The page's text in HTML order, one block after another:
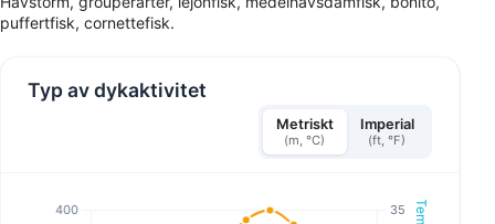
puffertfisk, cornettefisk.
Typ av dykaktivitet
Metriskt
(m, °C)
Imperial
(ft, °F)